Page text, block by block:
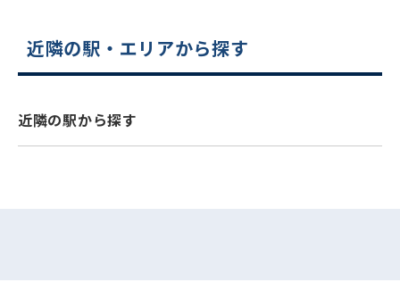
近隣の駅・エリアから探す
近隣の駅から探す